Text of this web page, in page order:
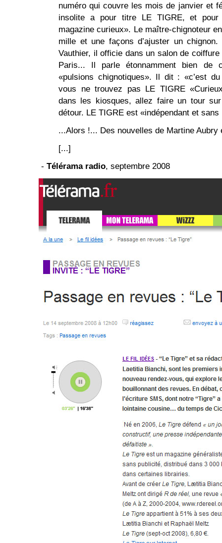
numéro qui couvre les mois de janvier et
insolite a pour titre LE TIGRE, et pour
magazine curieux». Le maître-chignoteur
mille et une façons d’ajuster un
Vauthier, il officie dans un salon de
Paris... Il parle étonnamment bien de
«pulsions chignotiques». Il dit : «c’est
vous ne trouvez pas LE TIGRE
dans les kiosques, allez faire un tour
détour. LE TIGRE est «indépendant et sans
...Alors !... Des nouvelles de Martine Aubry
[...]
- Télérama radio, septembre 2008